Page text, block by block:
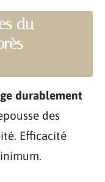
du
durablement
des
Efficacité